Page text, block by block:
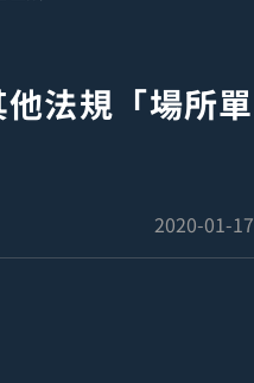
法規「場所單
2020-01-17